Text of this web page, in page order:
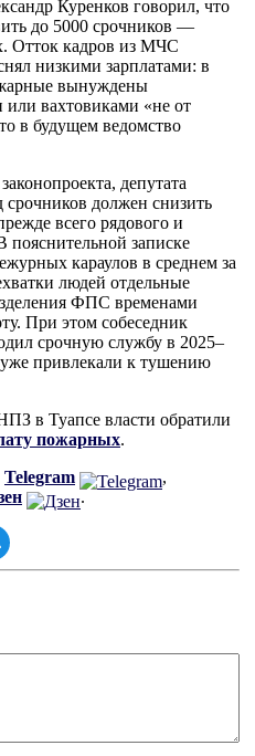
Куренков говорил, что
до 5000 срочников —
Отток кадров из МЧС
низкими зарплатами: в
вынуждены
или вахтовиками «не от
в будущем ведомство
депутата
должен снизить
всего рядового и
пояснительной записке
караулов в среднем за
людей отдельные
ФПС временами
При этом собеседник
срочную службу в 2025–
привлекали к тушению
в Туапсе власти обратили
пожарных.
Telegram
,
.